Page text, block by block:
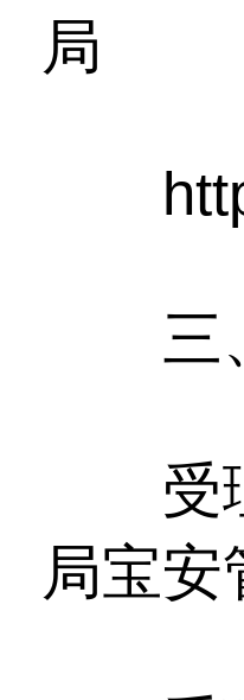
局
三、
受理
局宝安